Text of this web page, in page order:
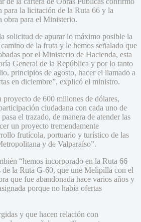
para la licitación de la Ruta 66 y la
obra para el Ministerio.
solicitud de apurar lo máximo posible la
de la fruta y le hemos señalado que
por el Ministerio de Hacienda, esta
General de la República y por lo tanto
principios de agosto, hacer el llamado a
en diciembre”, explicó el ministro.
proyecto de 600 millones de dólares,
ciudadana con cada uno de
el trazado, de manera de atender las
un proyecto tremendamente
frutícola, portuario y turístico de las
y de Valparaíso”.
“hemos incorporado en la Ruta 66
de la Ruta G-60, que une Melipilla con el
que fue abandonada hace varios años y
porque no había ofertas
y que hacen relación con